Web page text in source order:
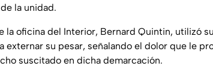
la unidad.
la oficina del Interior, Bernard Quintin, utilizó
externar su pesar, señalando el dolor que le
suscitado en dicha demarcación.